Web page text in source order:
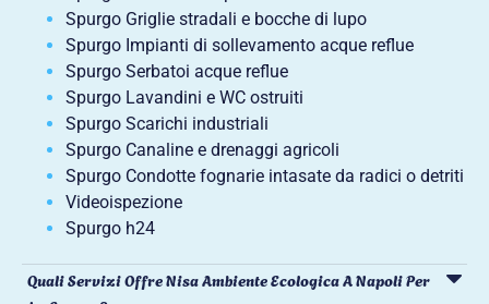
Spurgo Griglie stradali e bocche di lupo
Spurgo Impianti di sollevamento acque reflue
Spurgo Serbatoi acque reflue
Spurgo Lavandini e WC ostruiti
Spurgo Scarichi industriali
Spurgo Canaline e drenaggi agricoli
Spurgo Condotte fognarie intasate da radici o detriti
Videoispezione
Spurgo h24
Quali Servizi Offre Nisa Ambiente Ecologica A Napoli Per